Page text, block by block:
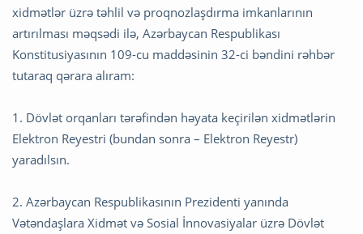
xidmətlər üzrə təhlil və proqnozlaşdırma imkanlarının
artırılması məqsədi ilə, Azərbaycan Respublikası
Konstitusiyasının 109-cu maddəsinin 32-ci bəndini rəhbər
tutaraq qərara alıram:
1. Dövlət orqanları tərəfindən həyata keçirilən xidmətlərin
Elektron Reyestri (bundan sonra – Elektron Reyestr)
yaradılsın.
2. Azərbaycan Respublikasının Prezidenti yanında
Vətəndaşlara Xidmət və Sosial İnnovasiyalar üzrə Dövlət